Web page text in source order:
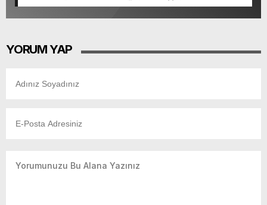
başkanlardan memnun, Ömer Eşki ilk sırada
YORUM YAP